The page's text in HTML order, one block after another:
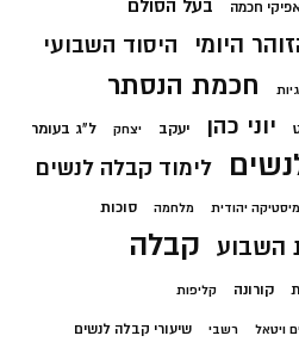
חכמה בעל הסולם
היומי היסוד השבועי
חכמת הנסתר
יוני כהן יעקב יצחק ל"ג בעומר
לימוד קבלה לנשים
מיסטיקה יהודית מלחמה סוכות
השבוע קבלה
קורונה קליפות
ויטאל רשבי שיעורי קבלה לנשים